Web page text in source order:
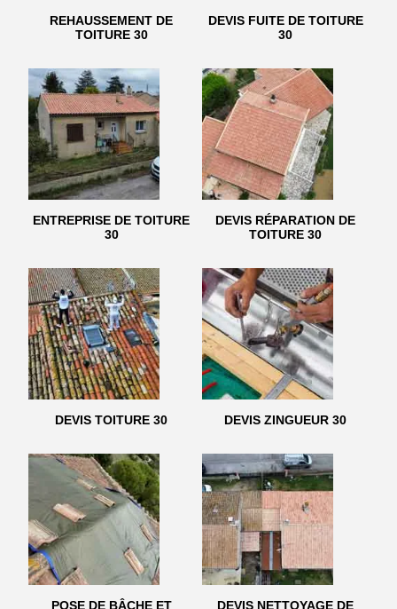
REHAUSSEMENT DE
TOITURE 30
DEVIS FUITE DE TOITURE
30
ENTREPRISE DE TOITURE
30
DEVIS RÉPARATION DE
TOITURE 30
DEVIS TOITURE 30 DEVIS ZINGUEUR 30
POSE DE BÂCHE ET DEVIS NETTOYAGE DE